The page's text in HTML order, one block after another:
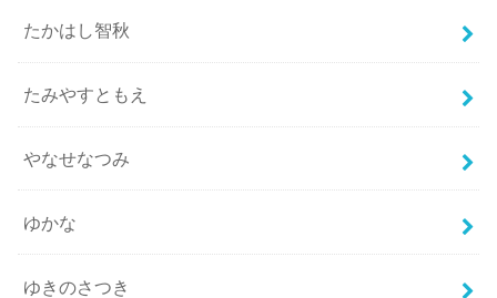
たかはし智秋
たみやすともえ
やなせなつみ
ゆかな
ゆきのさつき